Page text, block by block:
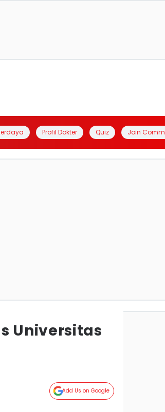
Profil Dokter Quiz Join
Universitas
Add Us on Google